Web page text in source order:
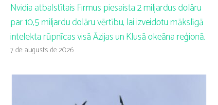
Nvidia atbalstītais Firmus piesaista 2 miljardus dolāru
par 10,5 miljardu dolāru vērtību, lai izveidotu mākslīgā
intelekta rūpnīcas visā Āzijas un Klusā okeāna reģionā.
7 de augusts de 2026